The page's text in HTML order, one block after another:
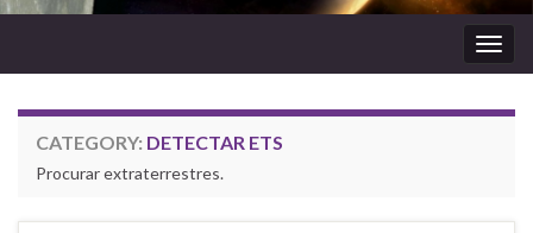
CATEGORY: DETECTAR ETS
Procurar extraterrestres.